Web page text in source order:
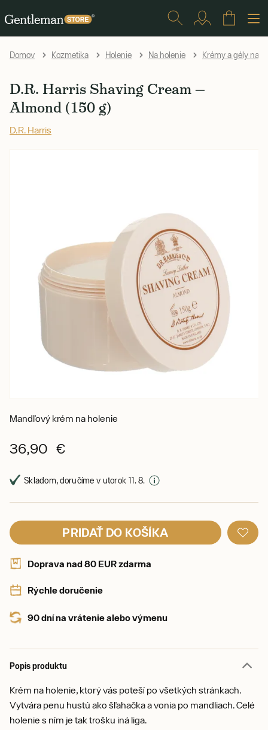
Domov Kozmetika Holenie Na holenie Krémy a gély na
D.R. Harris Shaving Cream —
Almond (150 g)
D.R. Harris
Mandľový krém na holenie
36,90 €
Skladom, doručíme v utorok 11. 8.
PRIDAŤ DO KOŠÍKA
Doprava nad 80 EUR zdarma
Rýchle doručenie
90 dní na vrátenie alebo výmenu
Popis produktu
Krém na holenie, ktorý vás poteší po všetkých stránkach.
Vytvára penu hustú ako šľahačka a vonia po mandliach. Celé
holenie s ním je tak trošku iná liga.